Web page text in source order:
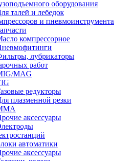
оборудования
талей и лебедок
и пневмоинструмента
компрессорное
лубрикаторы
работ
MAG
редукторы
плазменной резки
аксессуары
автоматики
аксессуары